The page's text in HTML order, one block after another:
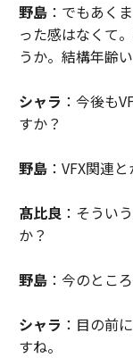
野島：でもあく
った感はなくて
うか。結構年齢
シャラ ：今後も
すか？
野島：VFX関連と
髙比良：そうい
か？
野島：今のとこ
シャラ ：目の前
すね。